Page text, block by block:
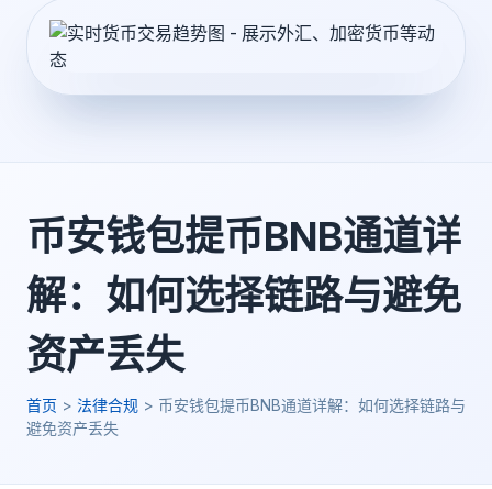
币安钱包提币BNB通道详
解：如何选择链路与避免
资产丢失
首页 > 法律合规 > 币安钱包提币BNB通道详解：如何选择链路与
避免资产丢失